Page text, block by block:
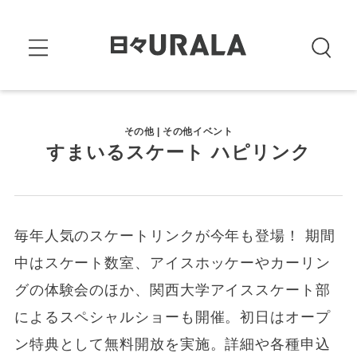
その他 | その他イベント
すまいるスケート ハピリンク
毎年人気のスケートリンクが今年も登場！ 期間
中はスケート数室、アイスホッケーやカーリン
グの体験会のほか、関西大学アイススケート部
によるスペシャルショーも開催。初日はオープ
ン特典として無料開放を実施。詳細や各種申込